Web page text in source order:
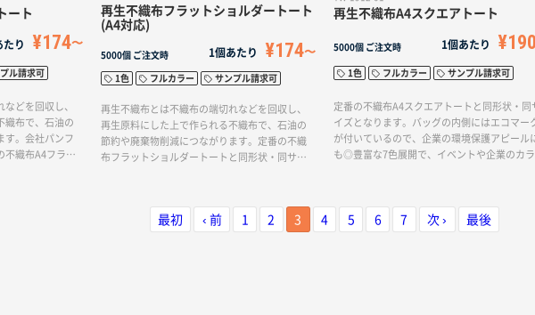
ート
たり ¥174
ル請求可
どを回収し、
織布で、石油の
す。会社パンフ
不織布A4フラッ
再生不織布フラットショルダートート
(A4対応)
5000個 ご注文時 1個あたり ¥174
1色 フルカラー サンプル請求可
再生不織布とは不織布の端切れなどを回収し、
再生原料にした上で作られる不織布で、石油の
節約や廃棄物削減につながります。定番の不織
布フラットショルダートートと同形状・同サイ
◎A4サイズが入るスマートなショルダータイプ
のトートバッグなので肩にもかけられ、配りや
再生不織布A4スクエアトート
5000個 ご注文時 1個あたり ¥190
1色 フルカラー サンプル請求可
定番の不織布A4スクエアトートと同形状・同
イズとなります。バッグの内側にはエコマー
が付いているので、企業の環境保護アピール
も◎豊富な7色展開で、イベントや企業のカ
上で作られる不織布で、石油の節約や廃棄物削
減につながります。
最初 ‹ 前 1 2 3 4 5 6 7 次 › 最後